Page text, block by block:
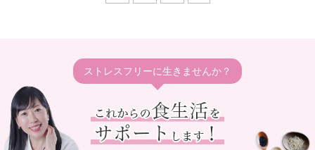
ストレスフリーに生きませんか？